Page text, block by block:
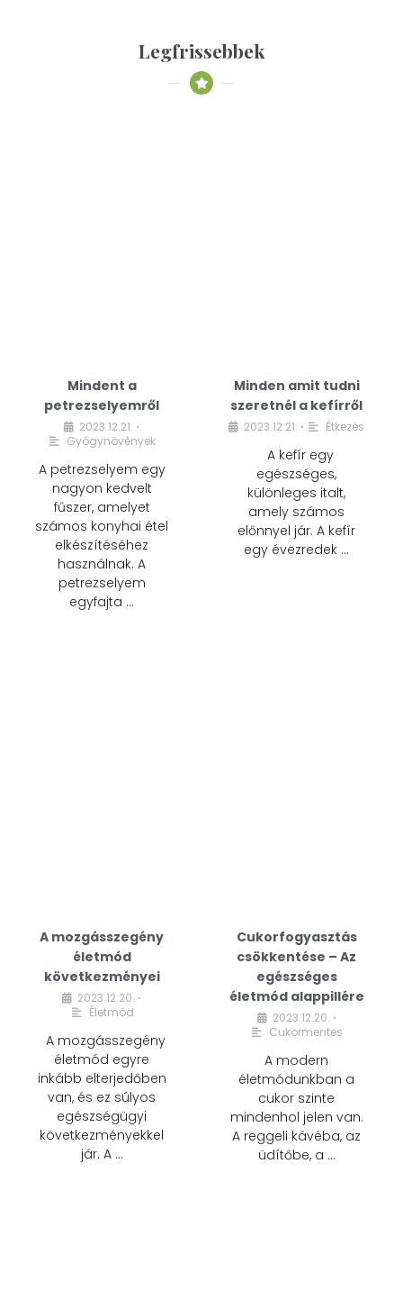
Legfrissebbek
Mindent a
petrezselyemről
2023.12.21. •
Gyógynövények
A petrezselyem egy
nagyon kedvelt
fűszer, amelyet
számos konyhai étel
elkészítéséhez
használnak. A
petrezselyem
egyfajta …
Minden amit tudni
szeretnél a kefírről
2023.12.21. • Étkezés
A kefír egy
egészséges,
különleges italt,
amely számos
előnnyel jár. A kefír
egy évezredek …
A mozgásszegény
életmód
következményei
2023.12.20. •
Életmód
A mozgásszegény
életmód egyre
inkább elterjedőben
van, és ez súlyos
egészségügyi
következményekkel
jár. A …
Cukorfogyasztás
csökkentése – Az
egészséges
életmód alappillére
2023.12.20. •
Cukormentes
A modern
életmódunkban a
cukor szinte
mindenhol jelen van.
A reggeli kávéba, az
üdítőbe, a …